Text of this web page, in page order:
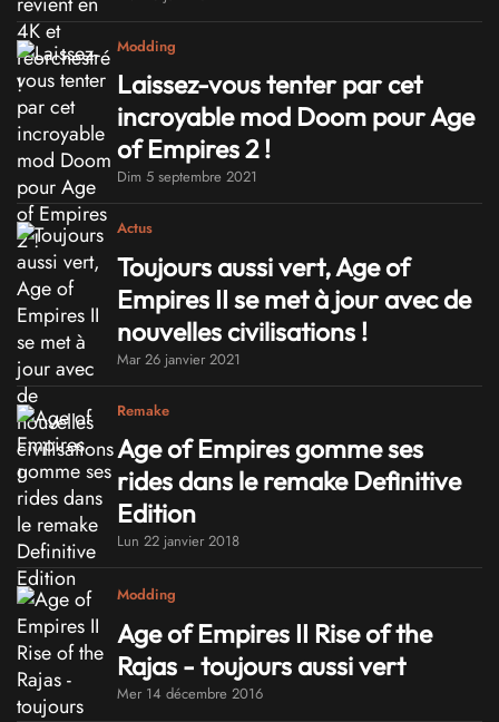
Modding
Laissez-vous tenter par cet
incroyable mod Doom pour Age
of Empires 2 !
Dim 5 septembre 2021
Actus
Toujours aussi vert, Age of
Empires II se met à jour avec de
nouvelles civilisations !
Mar 26 janvier 2021
Remake
Age of Empires gomme ses
rides dans le remake Definitive
Edition
Lun 22 janvier 2018
Modding
Age of Empires II Rise of the
Rajas - toujours aussi vert
Mer 14 décembre 2016